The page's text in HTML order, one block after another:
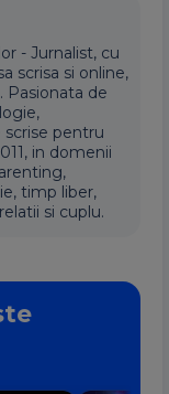
- Jurnalist, cu
scrisa si online,
Pasionata de
scrise pentru
in domenii
timp liber,
si cuplu.